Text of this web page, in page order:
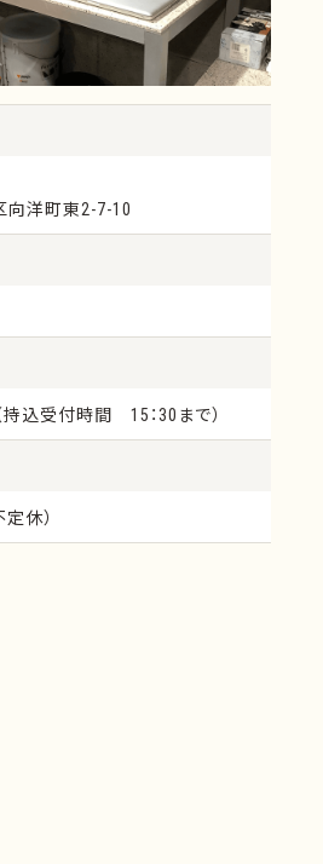
洋町東2-7-10
持込受付時間 15：30まで）
休）